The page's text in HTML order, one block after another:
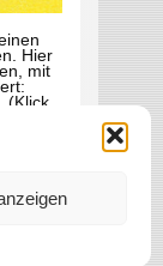
Hier
mit
(Klick